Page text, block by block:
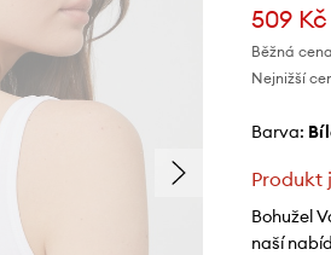
509 Kč
Běžná
Nejnižší
Barva:
Produkt
Bohužel
naší